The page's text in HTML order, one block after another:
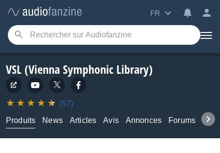
FR
VSL (Vienna Symphonic Library)
(57)
Produits
News Articles Avis Annonces Forums